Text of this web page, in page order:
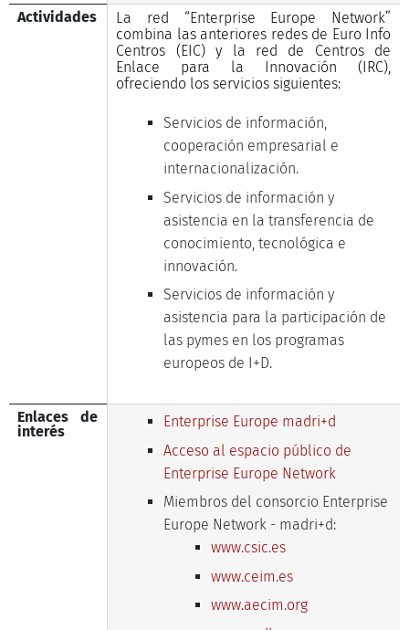
Actividades
La red “Enterprise Europe Network”
combina las anteriores redes de Euro Info
Centros (EIC) y la red de Centros de
Enlace para la Innovación (IRC),
ofreciendo los servicios siguientes:
Servicios de información,
cooperación empresarial e
internacionalización.
Servicios de información y
asistencia en la transferencia de
conocimiento, tecnológica e
innovación.
Servicios de información y
asistencia para la participación de
las pymes en los programas
europeos de I+D.
Enlaces de
interés
Enterprise Europe madri+d
Acceso al espacio público de
Enterprise Europe Network
Miembros del consorcio Enterprise
Europe Network - madri+d:
www.csic.es
www.ceim.es
www.aecim.org